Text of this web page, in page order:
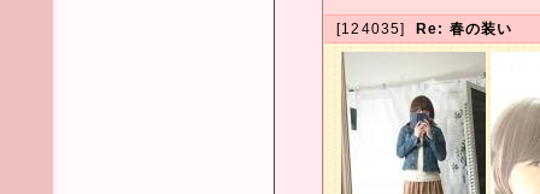
[124035] Re: 春の装い